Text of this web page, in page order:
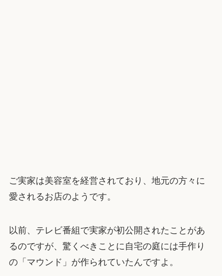
ご実家は美容室を経営されており、地元の方々に
愛されるお店のようです。
以前、テレビ番組で実家が初公開されたことがあ
るのですが、驚くべきことに自宅の庭には手作り
の「マウンド」が作られていたんですよ。